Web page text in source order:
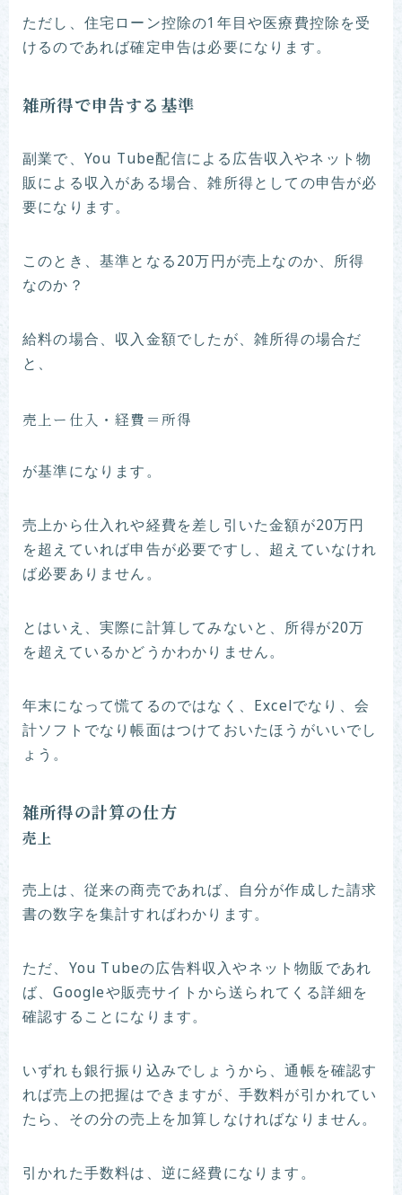
ただし、住宅ローン控除の1年目や医療費控除を受
けるのであれば確定申告は必要になります。
雑所得で申告する基準
副業で、You Tube配信による広告収入やネット物
販による収入がある場合、雑所得としての申告が必
要になります。
このとき、基準となる20万円が売上なのか、所得
なのか？
給料の場合、収入金額でしたが、雑所得の場合だ
と、
売上ー仕入・経費＝所得
が基準になります。
売上から仕入れや経費を差し引いた金額が20万円
を超えていれば申告が必要ですし、超えていなけれ
ば必要ありません。
とはいえ、実際に計算してみないと、所得が20万
を超えているかどうかわかりません。
年末になって慌てるのではなく、Excelでなり、会
計ソフトでなり帳面はつけておいたほうがいいでし
ょう。
雑所得の計算の仕方
売上
売上は、従来の商売であれば、自分が作成した請求
書の数字を集計すればわかります。
ただ、You Tubeの広告料収入やネット物販であれ
ば、Googleや販売サイトから送られてくる詳細を
確認することになります。
いずれも銀行振り込みでしょうから、通帳を確認す
れば売上の把握はできますが、手数料が引かれてい
たら、その分の売上を加算しなければなりません。
引かれた手数料は、逆に経費になります。